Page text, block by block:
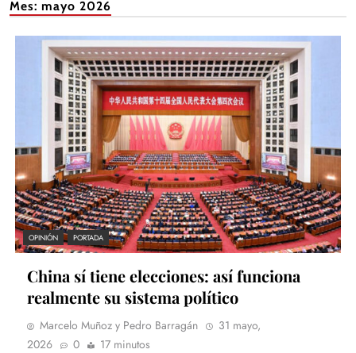
Mes: mayo 2026
OPINIÓN PORTADA
China sí tiene elecciones: así funciona
realmente su sistema político
Marcelo Muñoz y Pedro Barragán
31 mayo,
2026
0
17 minutos